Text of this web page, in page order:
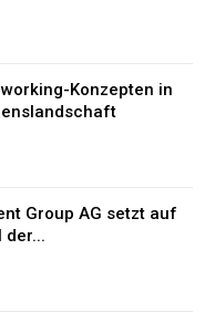
Konzepten in
Group AG setzt auf
der...